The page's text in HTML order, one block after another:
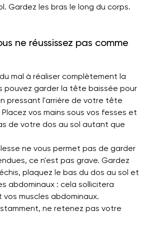
Gardez les bras le long du corps.
ne réussissez pas comme
mal à réaliser complètement la
pouvez garder la tête baissée pour
pressant l'arrière de votre tête
vos mains sous vos fesses et
de votre dos au sol autant que
ne vous permet pas de garder
ce n'est pas grave. Gardez
plaquez le bas du dos au sol et
abdominaux : cela sollicitera
muscles abdominaux.
ne retenez pas votre